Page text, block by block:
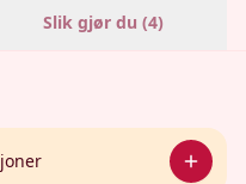
Slik gjør du (4)